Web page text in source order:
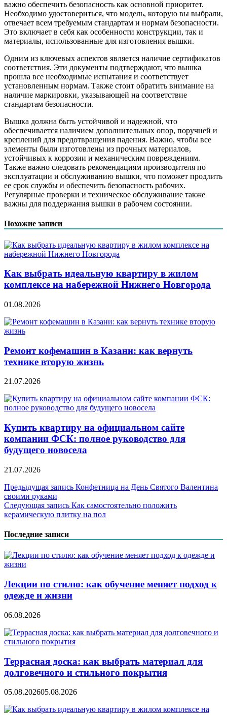
важно обеспечить безопасность как основной приоритет.
Необходимо удостовериться, что модель, которую вы выбрали,
отвечает всем требуемым стандартам и нормам безопасности.
Это включает в себя как особенности конструкции, так и
материалы, использованные для изготовления вышки.
Одним из ключевых аспектов является наличие сертификатов
соответствия. Эти документы подтверждают, что вышка
прошла все необходимые испытания и соответствует
установленным нормам. Также стоит обратить внимание на
наличие маркировки, указывающей на соответствие
стандартам безопасности.
Вышка должна быть устойчивой и надежной, что
обеспечивается наличием дополнительных опор, поручней и
креплений для предотвращения падения. Важно, чтобы все
элементы были изготовлены из прочных материалов,
устойчивых к коррозии и механическим повреждениям.
Также важно следовать рекомендациям производителя по
эксплуатации и обслуживанию вышки, что поможет продлить
ее срок службы и обеспечить безопасность рабочих.
Регулярные проверки и техническое обслуживание также
важны для поддержания вышки в рабочем состоянии.
Похожие записи
Как выбрать идеальную квартиру в жилом
комплексе на набережной Нижнего Новгорода
01.08.2026
Ремонт кофемашин в Казани: как вернуть
технике вторую жизнь
21.07.2026
Купить квартиру на официальном сайте
компании ФСК: полное руководство для
будущего новосела
21.07.2026
Навигация
по
записям
Предыдущая запись Конфетница на День Святого Валентина
своими руками
Следующая запись Как самостоятельно положить
керамическую плитку на пол
Последние записи
Лекции по стилю: как обучение меняет подход к
одежде и жизни
06.08.2026
Террасная доска: как выбрать материал для
долговечного и стильного покрытия
05.08.202605.08.2026